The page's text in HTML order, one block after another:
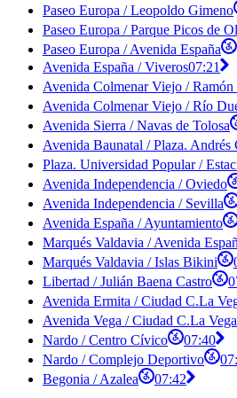
Paseo Europa / Leopoldo Gimeno
Paseo Europa / Parque Picos de
Paseo Europa / Avenida España
Avenida España / Viveros07:21
Avenida Colmenar Viejo / Ramón
Avenida Colmenar Viejo / Río
Avenida Sierra / Navas de Tolosa
Avenida Baunatal / Plaza. Andrés
Plaza. Universidad Popular /
Avenida Independencia / Oviedo
Avenida Independencia / Sevilla
Avenida España / Ayuntamiento
Marqués Valdavia / Avenida
Marqués Valdavia / Islas Bikini
Libertad / Julián Baena Castro
Avenida Ermita / Ciudad C.La
Avenida Vega / Ciudad C.La Vega
Nardo / Centro Cívico
07:40
Nardo / Complejo Deportivo
Begonia / Azalea
07:42